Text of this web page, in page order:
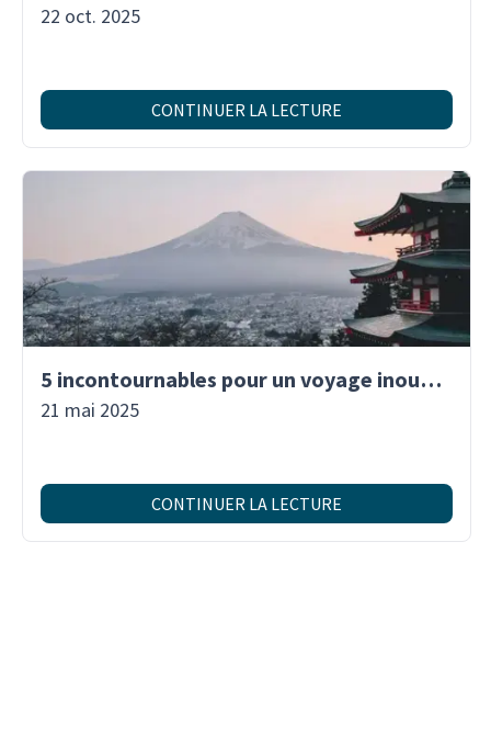
22 oct. 2025
CONTINUER LA LECTURE
5 incontournables pour un voyage inoubliable au Japon
21 mai 2025
CONTINUER LA LECTURE